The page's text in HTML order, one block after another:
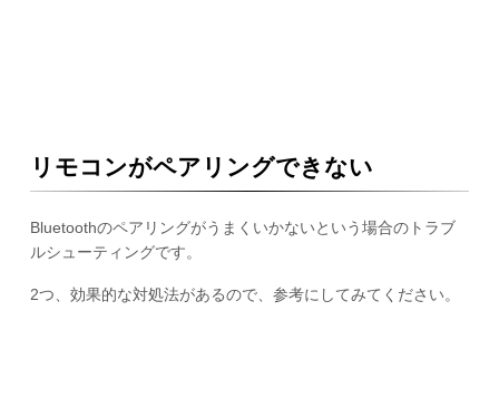
リモコンがペアリングできない
Bluetoothのペアリングがうまくいかないという場合のトラブ
ルシューティングです。
2つ、効果的な対処法があるので、参考にしてみてください。